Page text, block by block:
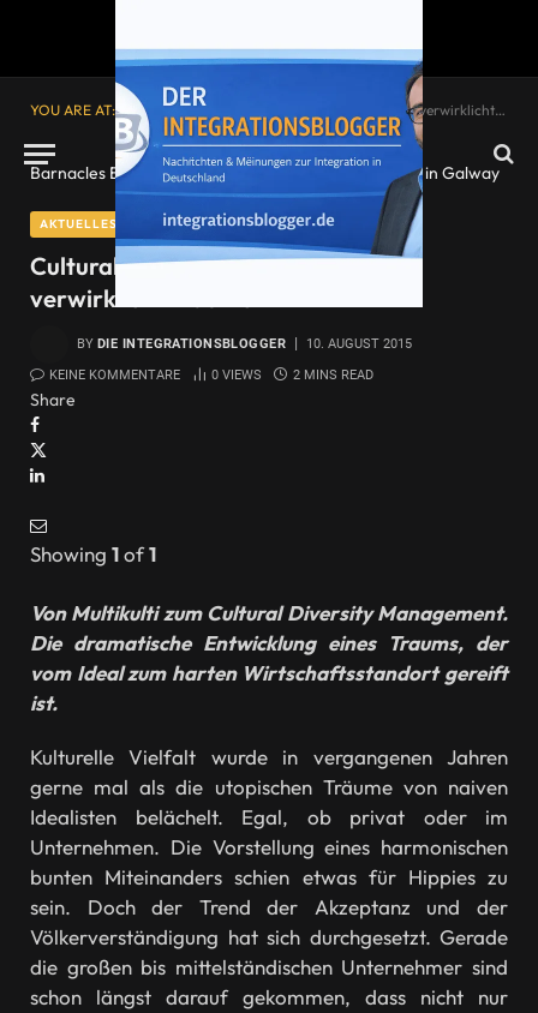
YOU ARE AT: Startseite» Cultural Diversity Management verwirklicht Träume
Barnacles Budget Accommodation|CC BY 2.0 Fun in Galway
AKTUELLES
Cultural Diversity Management
verwirklicht Träume
BY DIE INTEGRATIONSBLOGGER 10. AUGUST 2015
KEINE KOMMENTARE 0 VIEWS 2 MINS READ
Share
Showing 1of1
Von Multikulti zum Cultural Diversity Management.
Die dramatische Entwicklung eines Traums, der
vom Ideal zum harten Wirtschaftsstandort gereift
ist.
Kulturelle Vielfalt wurde in vergangenen Jahren
gerne mal als die utopischen Träume von naiven
Idealisten belächelt. Egal, ob privat oder im
Unternehmen. Die Vorstellung eines harmonischen
bunten Miteinanders schien etwas für Hippies zu
sein. Doch der Trend der Akzeptanz und der
Völkerverständigung hat sich durchgesetzt. Gerade
die großen bis mittelständischen Unternehmer sind
schon längst darauf gekommen, dass nicht nur